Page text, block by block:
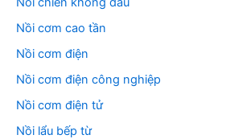
Nồi cơm cao tần
Nồi cơm điện
Nồi cơm điện công nghiệp
Nồi cơm điện tử
Nồi lẩu bếp từ